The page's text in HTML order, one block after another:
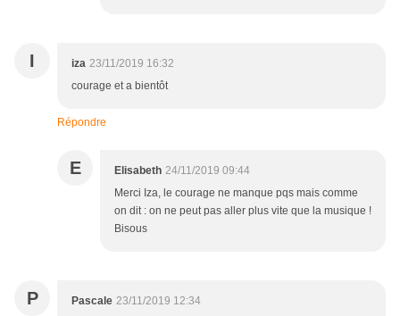
I iza 23/11/2019 16:32
courage et a bientôt
Répondre
E Elisabeth 24/11/2019 09:44
Merci Iza, le courage ne manque pqs mais comme
on dit : on ne peut pas aller plus vite que la musique !
Bisous
P Pascale 23/11/2019 12:34